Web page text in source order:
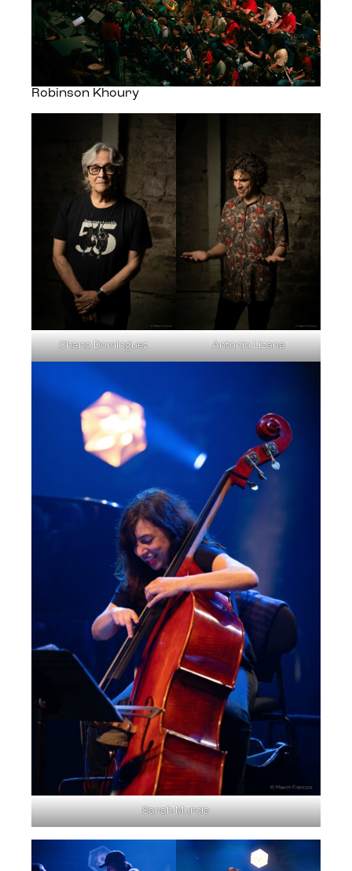
Robinson Khoury
Chano Dominguez Antonio Lizana
Sarah Murcia